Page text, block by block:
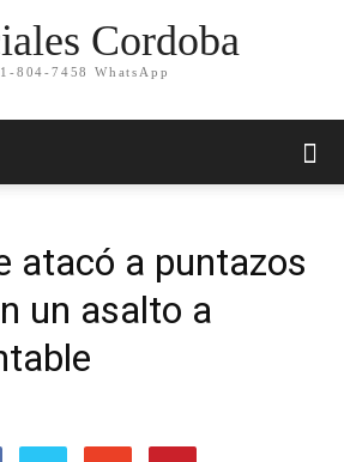
Cordoba
804-7458 WhatsApp
atacó a puntazos
un asalto a